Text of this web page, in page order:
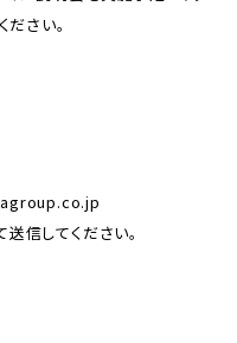
さい。
信してください。